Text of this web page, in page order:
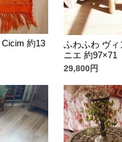
約13
ふわふわ ヴ
ニエ 約97×71
29,800円